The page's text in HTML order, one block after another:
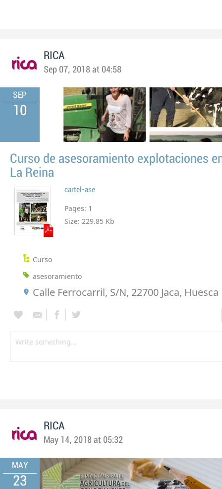
RICA
Sep 07, 2018 at 04:58
SEP
10
Curso de asesoramiento explotaciones
La Reina
cartel-ase
Pages: 1
Size: 229.85 Kb
Curso
asesoramiento
Calle Ferrocarril, S/N, 22700 Jaca, Huesca
RICA
May 14, 2018 at 05:32
MAY
23